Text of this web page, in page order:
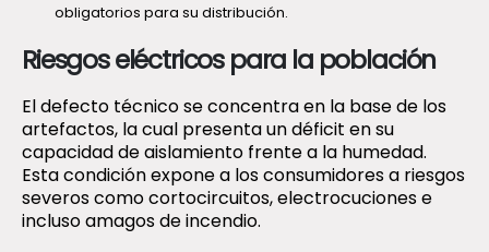
obligatorios para su distribución.
Riesgos eléctricos para la población
El defecto técnico se concentra en la base de los
artefactos, la cual presenta un déficit en su
capacidad de aislamiento frente a la humedad.
Esta condición expone a los consumidores a riesgos
severos como cortocircuitos, electrocuciones e
incluso amagos de incendio.